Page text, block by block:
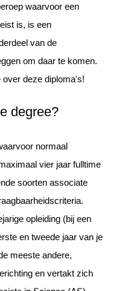
waarvoor een
is, is een
van de
om daar te komen.
deze diploma's!
degree?
normaal
vier jaar fulltime
soorten associate
opleiding (bij een
en tweede jaar van je
meeste andere,
en vertakt zich